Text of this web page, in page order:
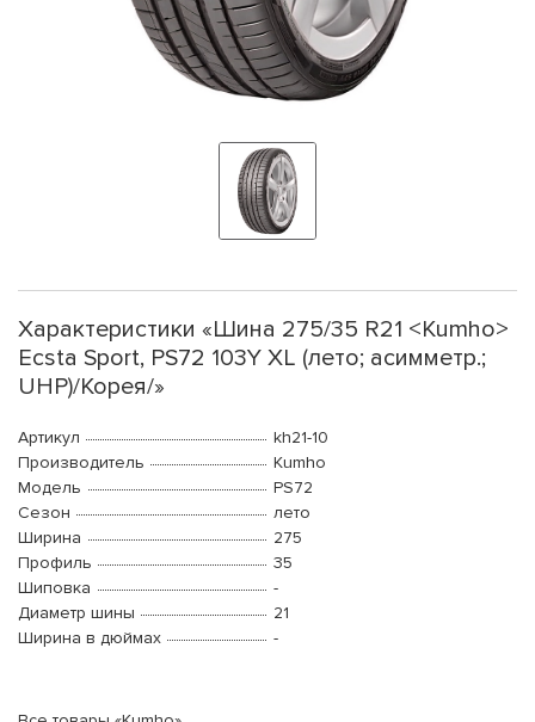
Характеристики «Шина 275/35 R21 <Kumho>
Ecsta Sport, PS72 103Y XL (лето; асимметр.;
UHP)/Корея/»
Артикул
kh21-10
Производитель
Kumho
Модель
PS72
Сезон
лето
Ширина
275
Профиль
35
Шиповка
-
Диаметр шины
21
Ширина в дюймах
-